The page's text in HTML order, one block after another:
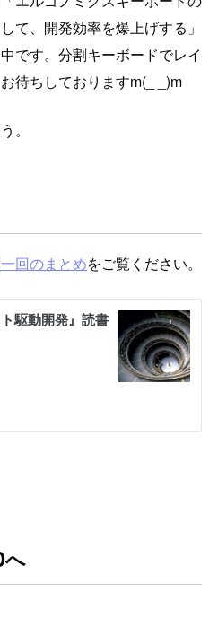
て、開発効率を爆上げする」
です。分割キーボードでレイ
待ちしておりますm(_ _)m
。
回のまとめをご覧ください。
へ